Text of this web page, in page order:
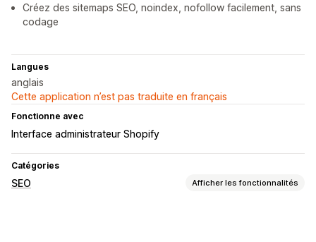
Créez des sitemaps SEO, noindex, nofollow facilement, sans
codage
Langues
anglais
Cette application n’est pas traduite en français
Fonctionne avec
Interface administrateur Shopify
Catégories
SEO Afficher les fonctionnalités